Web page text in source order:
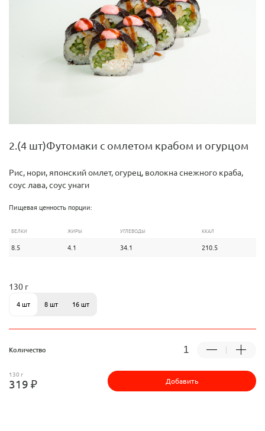
2.(4 шт)Футомаки с омлетом крабом и огурцом
Рис, нори, японский омлет, огурец, волокна снежного краба,
соус лава, соус унаги
Пищевая ценность порции:
БЕЛКИ ЖИРЫ УГЛЕВОДЫ ККАЛ
8.5 4.1 34.1 210.5
130 г
4 шт 8 шт 16 шт
Количество
130 г
319 ₽ Добавить